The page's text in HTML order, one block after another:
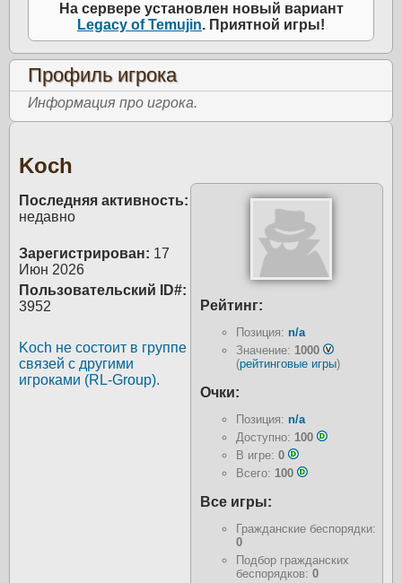
На сервере установлен новый вариант
Legacy of Temujin. Приятной игры!
Профиль игрока
Информация про игрока.
Koch
Рейтинг:
Позиция: n/a
Значение: 1000
(рейтинговые игры)
Очки:
Позиция: n/a
Доступно: 100
В игре: 0
Всего: 100
Все игры:
Гражданские беспорядки:
0
Подбор гражданских
беспорядков: 0
Последняя активность:
недавно
Зарегистрирован: 17
Июн 2026
Пользовательский ID#:
3952
Koch не состоит в группе
связей с другими
игроками (RL-Group).